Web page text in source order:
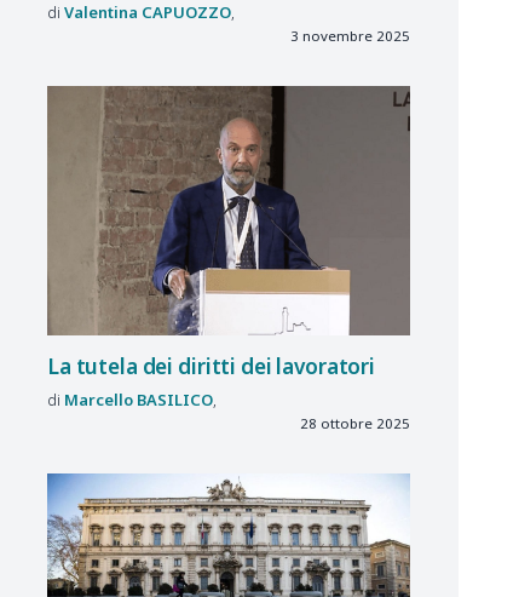
Valentina CAPUOZZO
3 novembre 2025
La tutela dei diritti dei lavoratori
Marcello BASILICO
28 ottobre 2025